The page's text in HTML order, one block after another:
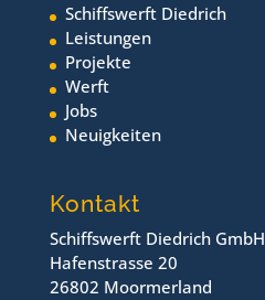
Schiffswerft Diedrich
Leistungen
Projekte
Werft
Jobs
Neuigkeiten
Kontakt
Schiffswerft Diedrich GmbH
Hafenstrasse 20
26802 Moormerland